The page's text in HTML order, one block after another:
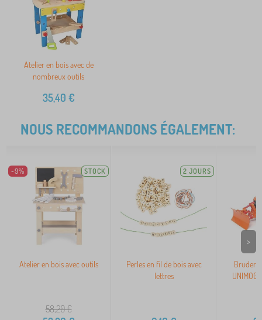
Atelier en bois avec de
nombreux outils
35,40 €
NOUS RECOMMANDONS ÉGALEMENT:
-9% STOCK
Atelier en bois avec outils
58,20€
2 JOURS
Perles en fil de bois avec
lettres
Bruder
UNIMOG
>